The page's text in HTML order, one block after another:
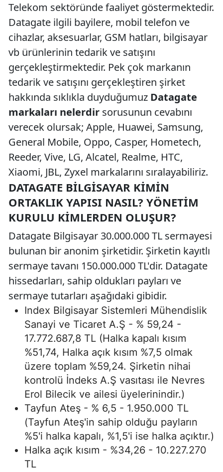
Telekom sektöründe faaliyet göstermektedir.
Datagate ilgili bayilere, mobil telefon ve
cihazlar, aksesuarlar, GSM hatları, bilgisayar
vb ürünlerinin tedarik ve satışını
gerçekleştirmektedir. Pek çok markanın
tedarik ve satışını gerçekleştiren şirket
hakkında sıklıkla duyduğumuz Datagate
markaları nelerdir sorusunun cevabını
verecek olursak; Apple, Huawei, Samsung,
General Mobile, Oppo, Casper, Hometech,
Reeder, Vive, LG, Alcatel, Realme, HTC,
Xiaomi, JBL, Zyxel markalarını sıralayabiliriz.
DATAGATE BILGISAYAR KIMIN
ORTAKLIK YAPISI NASIL? YÖNETIM
KURULU KIMLERDEN OLUŞUR?
Datagate Bilgisayar 30.000.000 TL sermayesi
bulunan bir anonim şirketidir. Şirketin kayıtlı
sermaye tavanı 150.000.000 TL'dir. Datagate
hissedarları, sahip oldukları payları ve
sermaye tutarları aşağıdaki gibidir.
Index Bilgisayar Sistemleri Mühendislik
Sanayi ve Ticaret A.Ş - % 59,24 -
17.772.687,8 TL (Halka kapalı kısım
%51,74, Halka açık kısım %7,5 olmak
üzere toplam %59,24. Şirketin nihai
kontrolü İndeks A.Ş vasıtası ile Nevres
Erol Bilecik ve ailesi üyelerinindir.)
Tayfun Ateş - % 6,5 - 1.950.000 TL
(Tayfun Ateş'in sahip olduğu payların
%5'i halka kapalı, %1,5'i ise halka açıktır.)
Halka açık kısım - %34,26 - 10.227.270
TL